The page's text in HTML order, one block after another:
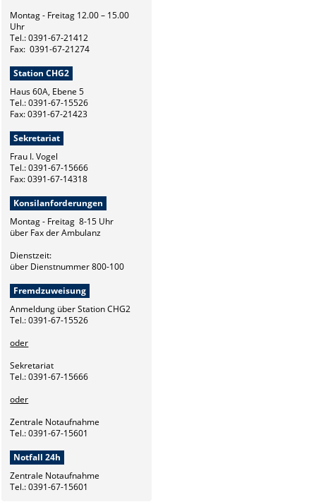
Montag - Freitag 12.00 – 15.00
Uhr
Tel.: 0391-67-21412
Fax: 0391-67-21274
Station CHG2
Haus 60A, Ebene 5
Tel.: 0391-67-15526
Fax: 0391-67-21423
Sekretariat
Frau I. Vogel
Tel.: 0391-67-15666
Fax: 0391-67-14318
Konsilanforderungen
Montag - Freitag 8-15 Uhr
über Fax der Ambulanz
Dienstzeit:
über Dienstnummer 800-100
Fremdzuweisung
Anmeldung über Station CHG2
Tel.: 0391-67-15526
oder
Sekretariat
Tel.: 0391-67-15666
oder
Zentrale Notaufnahme
Tel.: 0391-67-15601
Notfall 24h
Zentrale Notaufnahme
Tel.: 0391-67-15601